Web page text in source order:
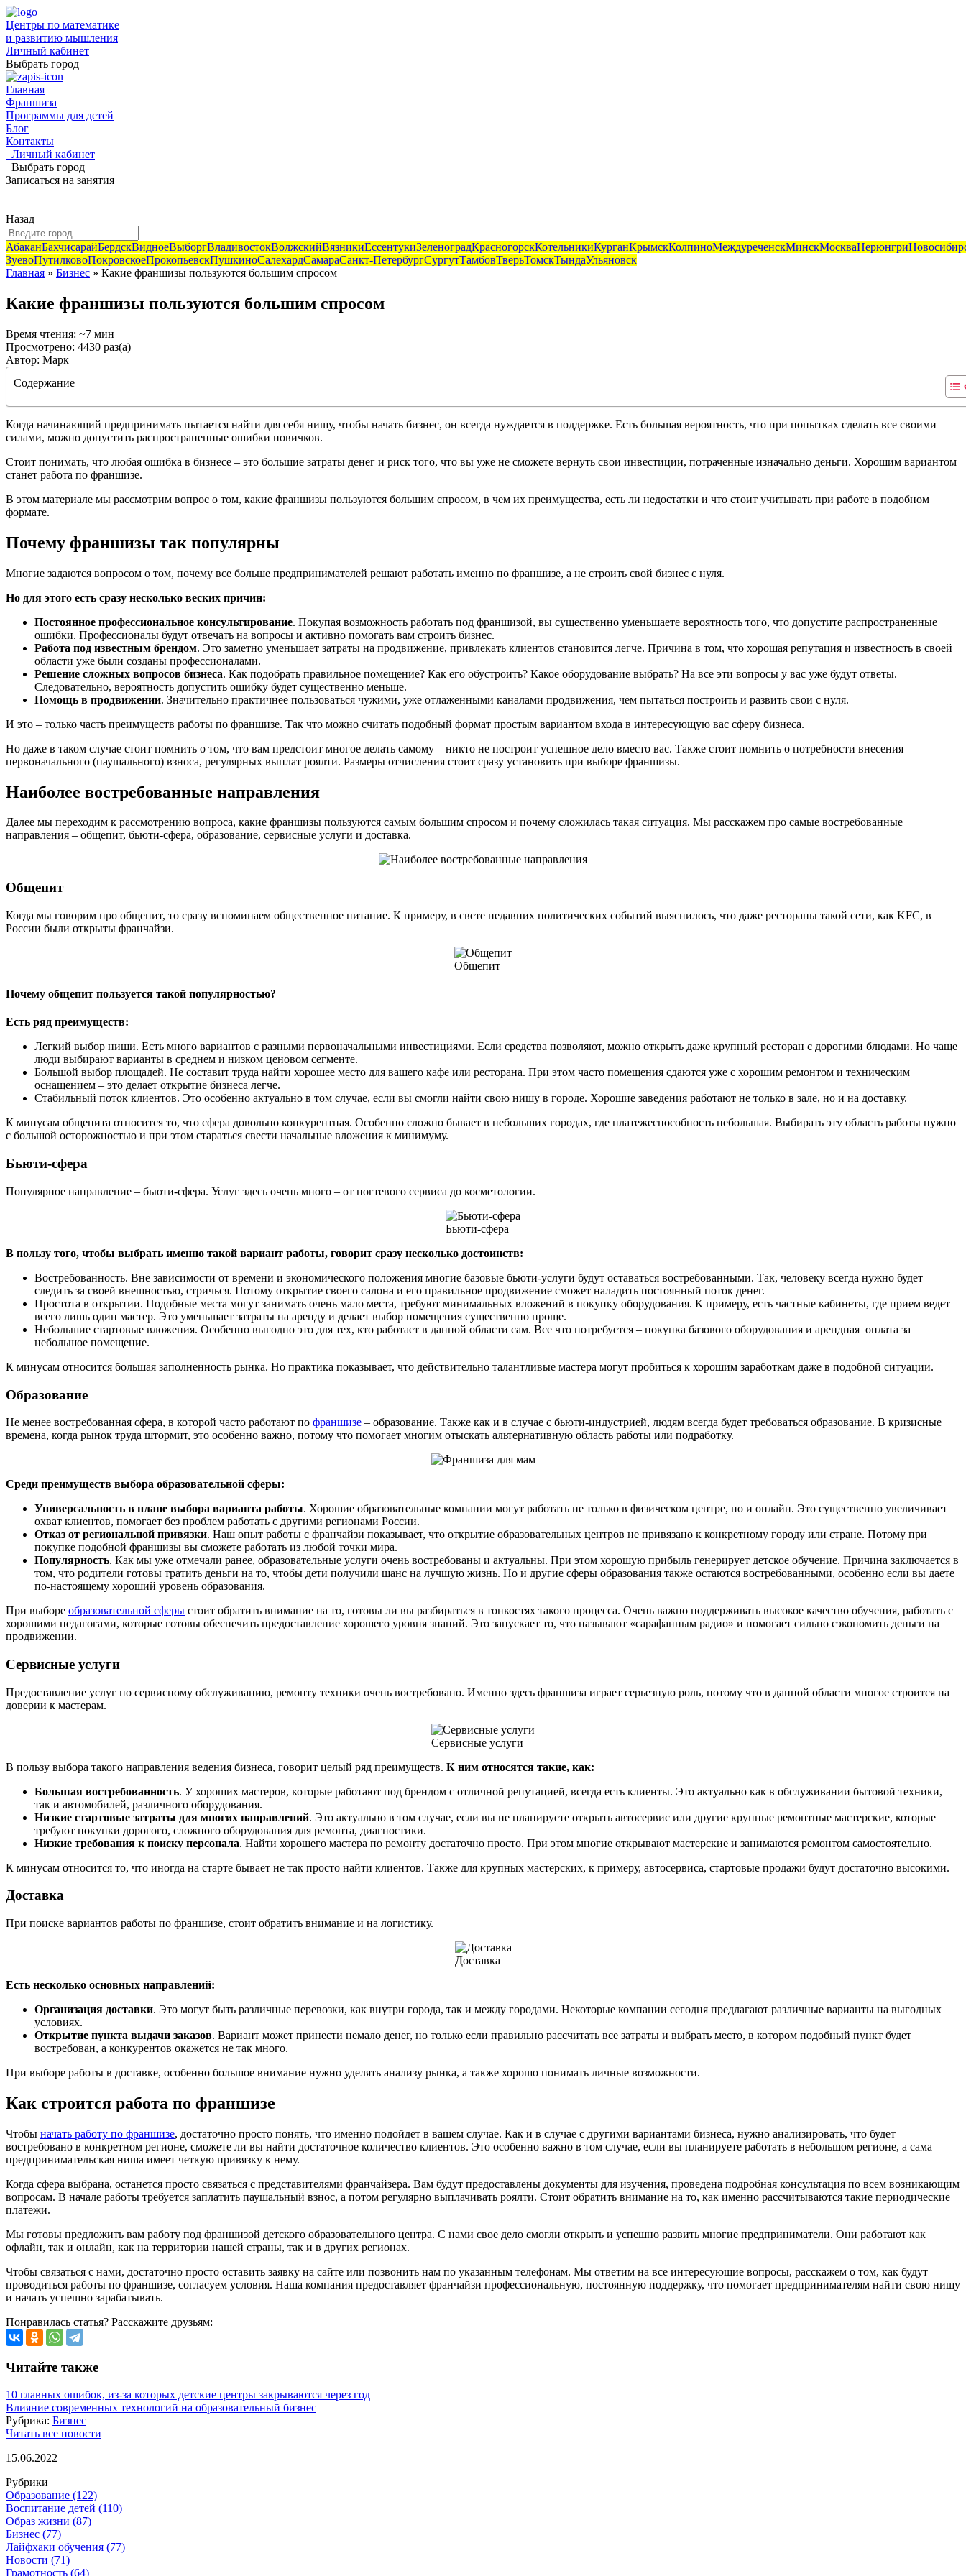
Центры по математике
и развитию мышления
Личный кабинет
Выбрать город
Главная
Франшиза
Программы для детей
Блог
Контакты
Личный кабинет
Выбрать город
Записаться на занятия
+
+
Назад
АбаканБахчисарайБердскВидноеВыборгВладивостокВолжскийВязникиЕссентукиЗеленоградКрасногорскКотельникиКурганКрымскКолпиноМеждуреченскМинскМоскваНерюнгри
ЗуевоПутилковоПокровскоеПрокопьевскПушкиноСалехардСамараСанкт-ПетербургСургутТамбовТверьТомскТындаУльяновск
Главная » Бизнес » Какие франшизы пользуются большим спросом
Какие франшизы пользуются большим спросом
Время чтения: ~7 мин
Просмотрено: 4430 раз(а)
Автор: Марк
Содержание
Когда начинающий предпринимать пытается найти для себя нишу, чтобы начать бизнес, он всегда нуждается в поддержке. Есть большая вероятность, что при попытках сделать все своими
силами, можно допустить распространенные ошибки новичков.
Стоит понимать, что любая ошибка в бизнесе – это большие затраты денег и риск того, что вы уже не сможете вернуть свои инвестиции, потраченные изначально деньги. Хорошим вариантом
станет работа по франшизе.
В этом материале мы рассмотрим вопрос о том, какие франшизы пользуются большим спросом, в чем их преимущества, есть ли недостатки и что стоит учитывать при работе в подобном
формате.
Почему франшизы так популярны
Многие задаются вопросом о том, почему все больше предпринимателей решают работать именно по франшизе, а не строить свой бизнес с нуля.
Но для этого есть сразу несколько веских причин:
Постоянное профессиональное консультирование. Покупая возможность работать под франшизой, вы существенно уменьшаете вероятность того, что допустите распространенные
ошибки. Профессионалы будут отвечать на вопросы и активно помогать вам строить бизнес.
Работа под известным брендом. Это заметно уменьшает затраты на продвижение, привлекать клиентов становится легче. Причина в том, что хорошая репутация и известность в своей
области уже были созданы профессионалами.
Решение сложных вопросов бизнеса. Как подобрать правильное помещение? Как его обустроить? Какое оборудование выбрать? На все эти вопросы у вас уже будут ответы.
Следовательно, вероятность допустить ошибку будет существенно меньше.
Помощь в продвижении. Значительно практичнее пользоваться чужими, уже отлаженными каналами продвижения, чем пытаться построить и развить свои с нуля.
И это – только часть преимуществ работы по франшизе. Так что можно считать подобный формат простым вариантом входа в интересующую вас сферу бизнеса.
Но даже в таком случае стоит помнить о том, что вам предстоит многое делать самому – никто не построит успешное дело вместо вас. Также стоит помнить о потребности внесения
первоначального (паушального) взноса, регулярных выплат роялти. Размеры отчисления стоит сразу установить при выборе франшизы.
Наиболее востребованные направления
Далее мы переходим к рассмотрению вопроса, какие франшизы пользуются самым большим спросом и почему сложилась такая ситуация. Мы расскажем про самые востребованные
направления – общепит, бьюти-сфера, образование, сервисные услуги и доставка.
Общепит
Когда мы говорим про общепит, то сразу вспоминаем общественное питание. К примеру, в свете недавних политических событий выяснилось, что даже рестораны такой сети, как KFC, в
России были открыты франчайзи.
Общепит
Почему общепит пользуется такой популярностью?
Есть ряд преимуществ:
Легкий выбор ниши. Есть много вариантов с разными первоначальными инвестициями. Если средства позволяют, можно открыть даже крупный ресторан с дорогими блюдами. Но чаще
люди выбирают варианты в среднем и низком ценовом сегменте.
Большой выбор площадей. Не составит труда найти хорошее место для вашего кафе или ресторана. При этом часто помещения сдаются уже с хорошим ремонтом и техническим
оснащением – это делает открытие бизнеса легче.
Стабильный поток клиентов. Это особенно актуально в том случае, если вы смогли найти свою нишу в городе. Хорошие заведения работают не только в зале, но и на доставку.
К минусам общепита относится то, что сфера довольно конкурентная. Особенно сложно бывает в небольших городах, где платежеспособность небольшая. Выбирать эту область работы нужно
с большой осторожностью и при этом стараться свести начальные вложения к минимуму.
Бьюти-сфера
Популярное направление – бьюти-сфера. Услуг здесь очень много – от ногтевого сервиса до косметологии.
Бьюти-сфера
В пользу того, чтобы выбрать именно такой вариант работы, говорит сразу несколько достоинств:
Востребованность. Вне зависимости от времени и экономического положения многие базовые бьюти-услуги будут оставаться востребованными. Так, человеку всегда нужно будет
следить за своей внешностью, стричься. Потому открытие своего салона и его правильное продвижение сможет наладить постоянный поток денег.
Простота в открытии. Подобные места могут занимать очень мало места, требуют минимальных вложений в покупку оборудования. К примеру, есть частные кабинеты, где прием ведет
всего лишь один мастер. Это уменьшает затраты на аренду и делает выбор помещения существенно проще.
Небольшие стартовые вложения. Особенно выгодно это для тех, кто работает в данной области сам. Все что потребуется – покупка базового оборудования и арендная оплата за
небольшое помещение.
К минусам относится большая заполненность рынка. Но практика показывает, что действительно талантливые мастера могут пробиться к хорошим заработкам даже в подобной ситуации.
Образование
Не менее востребованная сфера, в которой часто работают по франшизе – образование. Также как и в случае с бьюти-индустрией, людям всегда будет требоваться образование. В кризисные
времена, когда рынок труда штормит, это особенно важно, потому что помогает многим отыскать альтернативную область работы или подработку.
Среди преимуществ выбора образовательной сферы:
Универсальность в плане выбора варианта работы. Хорошие образовательные компании могут работать не только в физическом центре, но и онлайн. Это существенно увеличивает
охват клиентов, помогает без проблем работать с другими регионами России.
Отказ от региональной привязки. Наш опыт работы с франчайзи показывает, что открытие образовательных центров не привязано к конкретному городу или стране. Потому при
покупке подобной франшизы вы сможете работать из любой точки мира.
Популярность. Как мы уже отмечали ранее, образовательные услуги очень востребованы и актуальны. При этом хорошую прибыль генерирует детское обучение. Причина заключается в
том, что родители готовы тратить деньги на то, чтобы дети получили шанс на лучшую жизнь. Но и другие сферы образования также остаются востребованными, особенно если вы даете
по-настоящему хороший уровень образования.
При выборе образовательной сферы стоит обратить внимание на то, готовы ли вы разбираться в тонкостях такого процесса. Очень важно поддерживать высокое качество обучения, работать с
хорошими педагогами, которые готовы обеспечить предоставление хорошего уровня знаний. Это запускает то, что называют «сарафанным радио» и помогает сильно сэкономить деньги на
продвижении.
Сервисные услуги
Предоставление услуг по сервисному обслуживанию, ремонту техники очень востребовано. Именно здесь франшиза играет серьезную роль, потому что в данной области многое строится на
доверии к мастерам.
Сервисные услуги
В пользу выбора такого направления ведения бизнеса, говорит целый ряд преимуществ. К ним относятся такие, как:
Большая востребованность. У хороших мастеров, которые работают под брендом с отличной репутацией, всегда есть клиенты. Это актуально как в обслуживании бытовой техники,
так и автомобилей, различного оборудования.
Низкие стартовые затраты для многих направлений. Это актуально в том случае, если вы не планируете открыть автосервис или другие крупные ремонтные мастерские, которые
требуют покупки дорогого, сложного оборудования для ремонта, диагностики.
Низкие требования к поиску персонала. Найти хорошего мастера по ремонту достаточно просто. При этом многие открывают мастерские и занимаются ремонтом самостоятельно.
К минусам относится то, что иногда на старте бывает не так просто найти клиентов. Также для крупных мастерских, к примеру, автосервиса, стартовые продажи будут достаточно высокими.
Доставка
При поиске вариантов работы по франшизе, стоит обратить внимание и на логистику.
Доставка
Есть несколько основных направлений:
Организация доставки. Это могут быть различные перевозки, как внутри города, так и между городами. Некоторые компании сегодня предлагают различные варианты на выгодных
условиях.
Открытие пункта выдачи заказов. Вариант может принести немало денег, но только если правильно рассчитать все затраты и выбрать место, в котором подобный пункт будет
востребован, а конкурентов окажется не так много.
При выборе работы в доставке, особенно большое внимание нужно уделять анализу рынка, а также хорошо понимать личные возможности.
Как строится работа по франшизе
Чтобы начать работу по франшизе, достаточно просто понять, что именно подойдет в вашем случае. Как и в случае с другими вариантами бизнеса, нужно анализировать, что будет
востребовано в конкретном регионе, сможете ли вы найти достаточное количество клиентов. Это особенно важно в том случае, если вы планируете работать в небольшом регионе, а сама
предпринимательская ниша имеет четкую привязку к нему.
Когда сфера выбрана, останется просто связаться с представителями франчайзера. Вам будут предоставлены документы для изучения, проведена подробная консультация по всем возникающим
вопросам. В начале работы требуется заплатить паушальный взнос, а потом регулярно выплачивать роялти. Стоит обратить внимание на то, как именно рассчитываются такие периодические
платежи.
Мы готовы предложить вам работу под франшизой детского образовательного центра. С нами свое дело смогли открыть и успешно развить многие предприниматели. Они работают как
офлайн, так и онлайн, как на территории нашей страны, так и в других регионах.
Чтобы связаться с нами, достаточно просто оставить заявку на сайте или позвонить нам по указанным телефонам. Мы ответим на все интересующие вопросы, расскажем о том, как будут
проводиться работы по франшизе, согласуем условия. Наша компания предоставляет франчайзи профессиональную, постоянную поддержку, что помогает предпринимателям найти свою нишу
и начать успешно зарабатывать.
Понравилась статья? Расскажите друзьям:
Читайте также
10 главных ошибок, из-за которых детские центры закрываются через год
Влияние современных технологий на образовательный бизнес
Рубрика: Бизнес
Читать все новости
15.06.2022
Рубрики
Образование (122)
Воспитание детей (110)
Образ жизни (87)
Бизнес (77)
Лайфхаки обучения (77)
Новости (71)
Грамотность (64)